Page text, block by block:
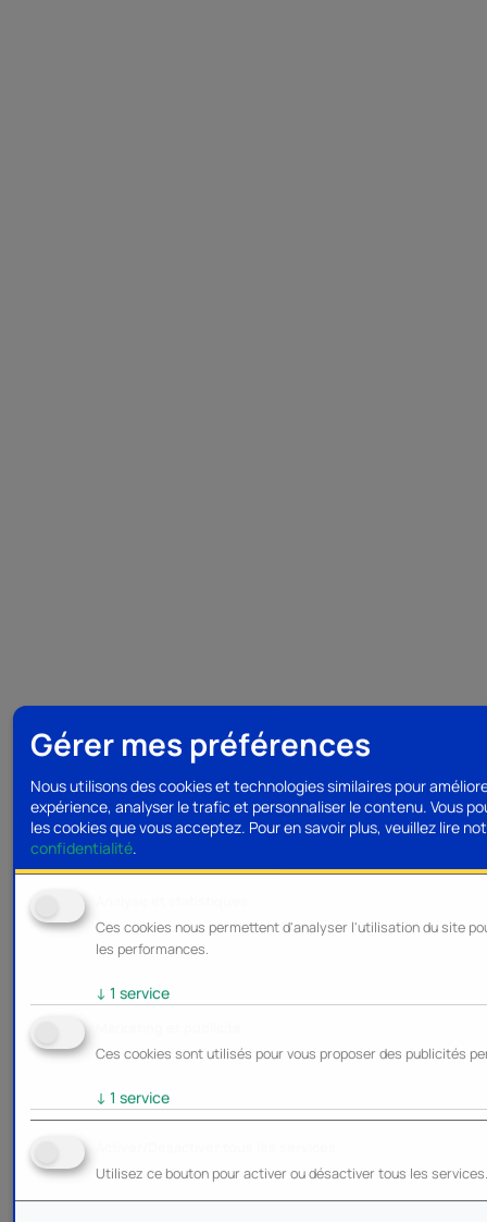
Gérer mes préférences
Nous utilisons des cookies et technologies similaires pour
expérience, analyser le trafic et personnaliser le contenu. Vous
les cookies que vous acceptez. Pour en savoir plus, veuillez lire
confidentialité.
Ces cookies nous permettent d'analyser l'utilisation du site
les performances.
↓ 1 service
Ces cookies sont utilisés pour vous proposer des publicités
↓ 1 service
Utilisez ce bouton pour activer ou désactiver tous les services.